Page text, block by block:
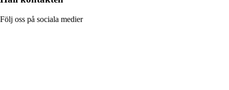
Följ oss på sociala medier